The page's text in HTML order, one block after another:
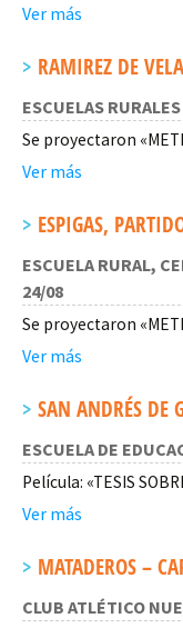
Ver más
RAMIREZ DE
ESCUELAS
Se proyectaron
Ver más
ESPIGAS,
ESCUELA RURAL,
24/08
Se proyectaron
Ver más
SAN ANDRÉS DE
ESCUELA DE
Película: «TESIS
Ver más
MATADEROS –
CLUB ATLÉTICO